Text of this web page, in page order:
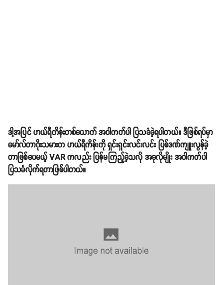
ဒါ့အပြင် ဟယ်ရီကိန်းတစ်ယောက် အဝါကတ်ပါ ပြသခံခဲ့ရပါတယ်။ ဒီဖြစ်ရပ်မှာ
မော်လ်တာဂိုးသမားက ဟယ်ရီကိန်းကို ရှင်းရှင်းလင်းလင်း ပြစ်ဒဏ်ကျူးလွန်ခဲ့
တာဖြစ်ပေမယ့် VAR ကလည်း ပြန်မကြည့်ခဲ့သလို အခုလိုမျိုး အဝါကတ်ပါ
ပြသခံလိုက်ရတာဖြစ်ပါတယ်။